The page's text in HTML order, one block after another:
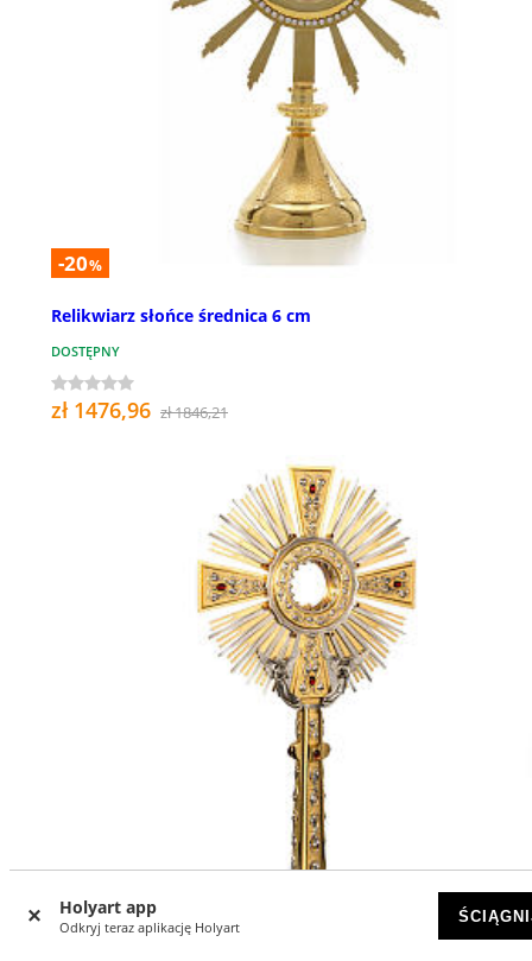
Holyart app
Odkryj teraz aplikację Holyart
-20%
Relikwiarz słońce średnica 6 cm
DOSTĘPNY
zł 1476,96 zł 1846,21